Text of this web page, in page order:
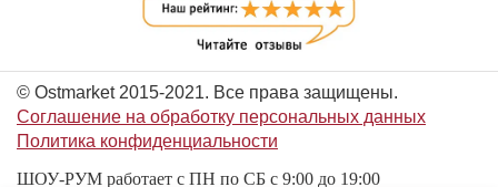
© Ostmarket 2015-2021. Все права защищены.
Соглашение на обработку персональных данных
Политика конфиденциальности
ШОУ-РУМ работает с ПН по СБ с 9:00 до 19:00